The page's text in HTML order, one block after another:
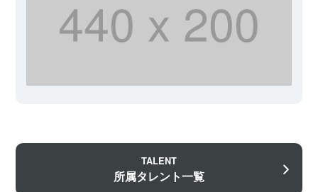
TALENT
所属タレント一覧